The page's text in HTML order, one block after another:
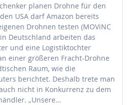
planen Drohne für den
USA darf Amazon bereits
Drohnen testen (MOViNC
Deutschland arbeiten das
und eine Logistiktochter
einer größeren Fracht-Drohne
Raum, wie die
berichtet. Deshalb trete man
nicht in Konkurrenz zu dem
„Unsere…